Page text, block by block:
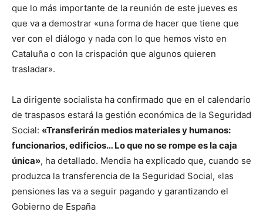
que lo más importante de la reunión de este jueves es
que va a demostrar «una forma de hacer que tiene que
ver con el diálogo y nada con lo que hemos visto en
Cataluña o con la crispación que algunos quieren
trasladar».
La dirigente socialista ha confirmado que en el calendario
de traspasos estará la gestión económica de la Seguridad
Social: «Transferirán medios materiales y humanos:
funcionarios, edificios… Lo que no se rompe es la caja
única», ha detallado. Mendia ha explicado que, cuando se
produzca la transferencia de la Seguridad Social, «las
pensiones las va a seguir pagando y garantizando el
Gobierno de España